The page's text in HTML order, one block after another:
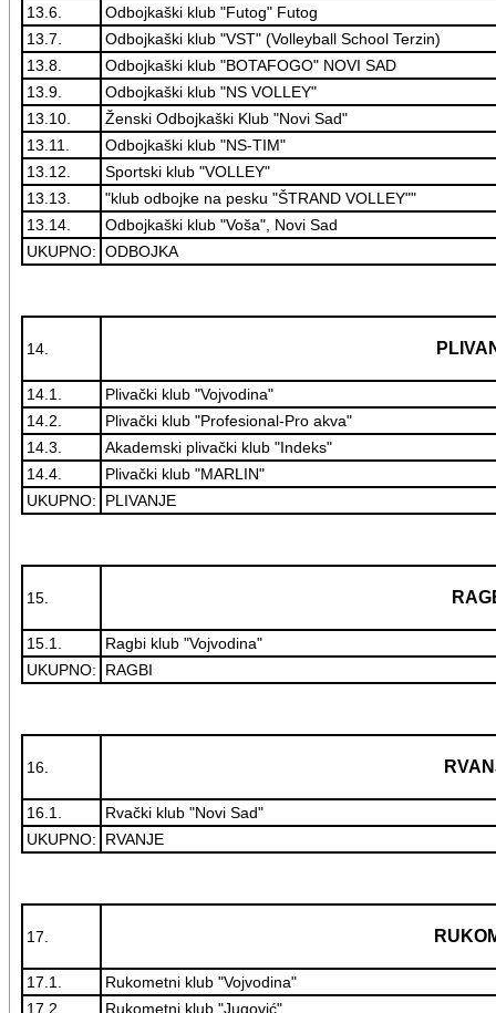
13.6.
Odbojkaški klub "Futog" Futog
13.7.
Odbojkaški klub "VST" (Volleyball School Terzin)
13.8.
Odbojkaški klub "BOTAFOGO" NOVI SAD
13.9.
Odbojkaški klub "NS VOLLEY"
13.10.
Ženski Odbojkaški Klub "Novi Sad"
13.11.
Odbojkaški klub "NS-TIM"
13.12.
Sportski klub "VOLLEY"
13.13.
"klub odbojke na pesku "ŠTRAND VOLLEY""
13.14.
Odbojkaški klub "Voša", Novi Sad
UKUPNO: ODBOJKA
14.
14.1.
Plivački klub "Vojvodina"
14.2.
Plivački klub "Profesional-Pro akva"
14.3.
Akademski plivački klub "Indeks"
14.4.
Plivački klub "MARLIN"
UKUPNO:
PLIVANJE
15.
15.1.
Ragbi klub "Vojvodina"
UKUPNO:
RAGBI
16.
16.1.
Rvački klub "Novi Sad"
UKUPNO:
RVANJE
17.
17.1.
Rukometni klub "Vojvodina"
17.2.
Rukometni klub "Jugović"